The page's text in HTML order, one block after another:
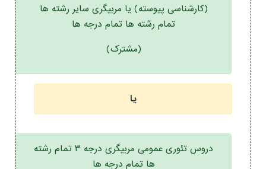
(کارشناسی پیوسته) یا مربیگری سایر رشته ها
تمام رشته ها تمام درجه ها
(مشترک)
یا
دروس تئوری عمومی مربیگری درجه ۳ تمام رشته
ها تمام درجه ها